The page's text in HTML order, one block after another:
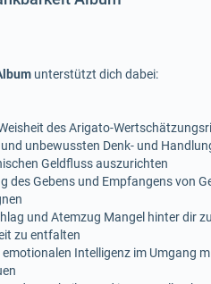
unterstützt dich dabei:
des Arigato-
unbewussten Denk- und
Geldfluss auszurichten
des Gebens und Empfangens von
und Atemzug Mangel hinter dir
zu entfalten
emotionalen Intelligenz im Umgang